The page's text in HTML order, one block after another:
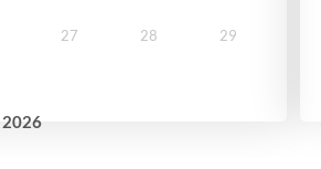
2026
27 28 29